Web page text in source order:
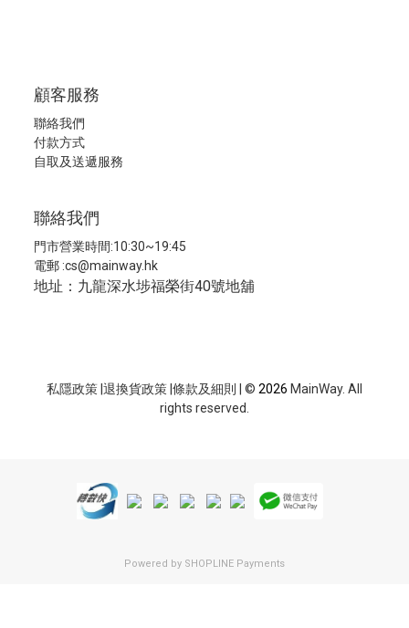
顧客服務
聯絡我們
付款方式
自取及送遞服務
聯絡我們
門市營業時間:10:30~19:45
電郵 :cs@mainway.hk
地址：九龍深水埗福榮街40號地舖
私隱政策 退換貨政策 條款及細則 | © 2026 MainWay. All
rights reserved.
Powered by SHOPLINE Payments